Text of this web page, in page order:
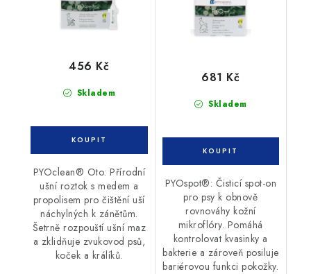
Skladem
456 Kč
PYOclean® Oto: Přírodní
ušní roztok s medem a
propolisem pro čištění uší
náchylných k zánětům.
Šetrně rozpouští ušní maz
a zklidňuje zvukovod psů,
koček a králíků.
Skladem
681 Kč
PYOspot®: Čisticí spot-on
pro psy k obnově
rovnováhy kožní
mikroflóry. Pomáhá
kontrolovat kvasinky a
bakterie a zároveň posiluje
bariérovou funkci pokožky.